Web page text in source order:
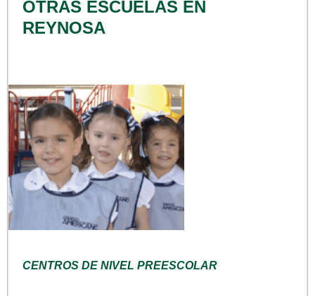
OTRAS ESCUELAS EN
REYNOSA
CENTROS DE NIVEL PREESCOLAR